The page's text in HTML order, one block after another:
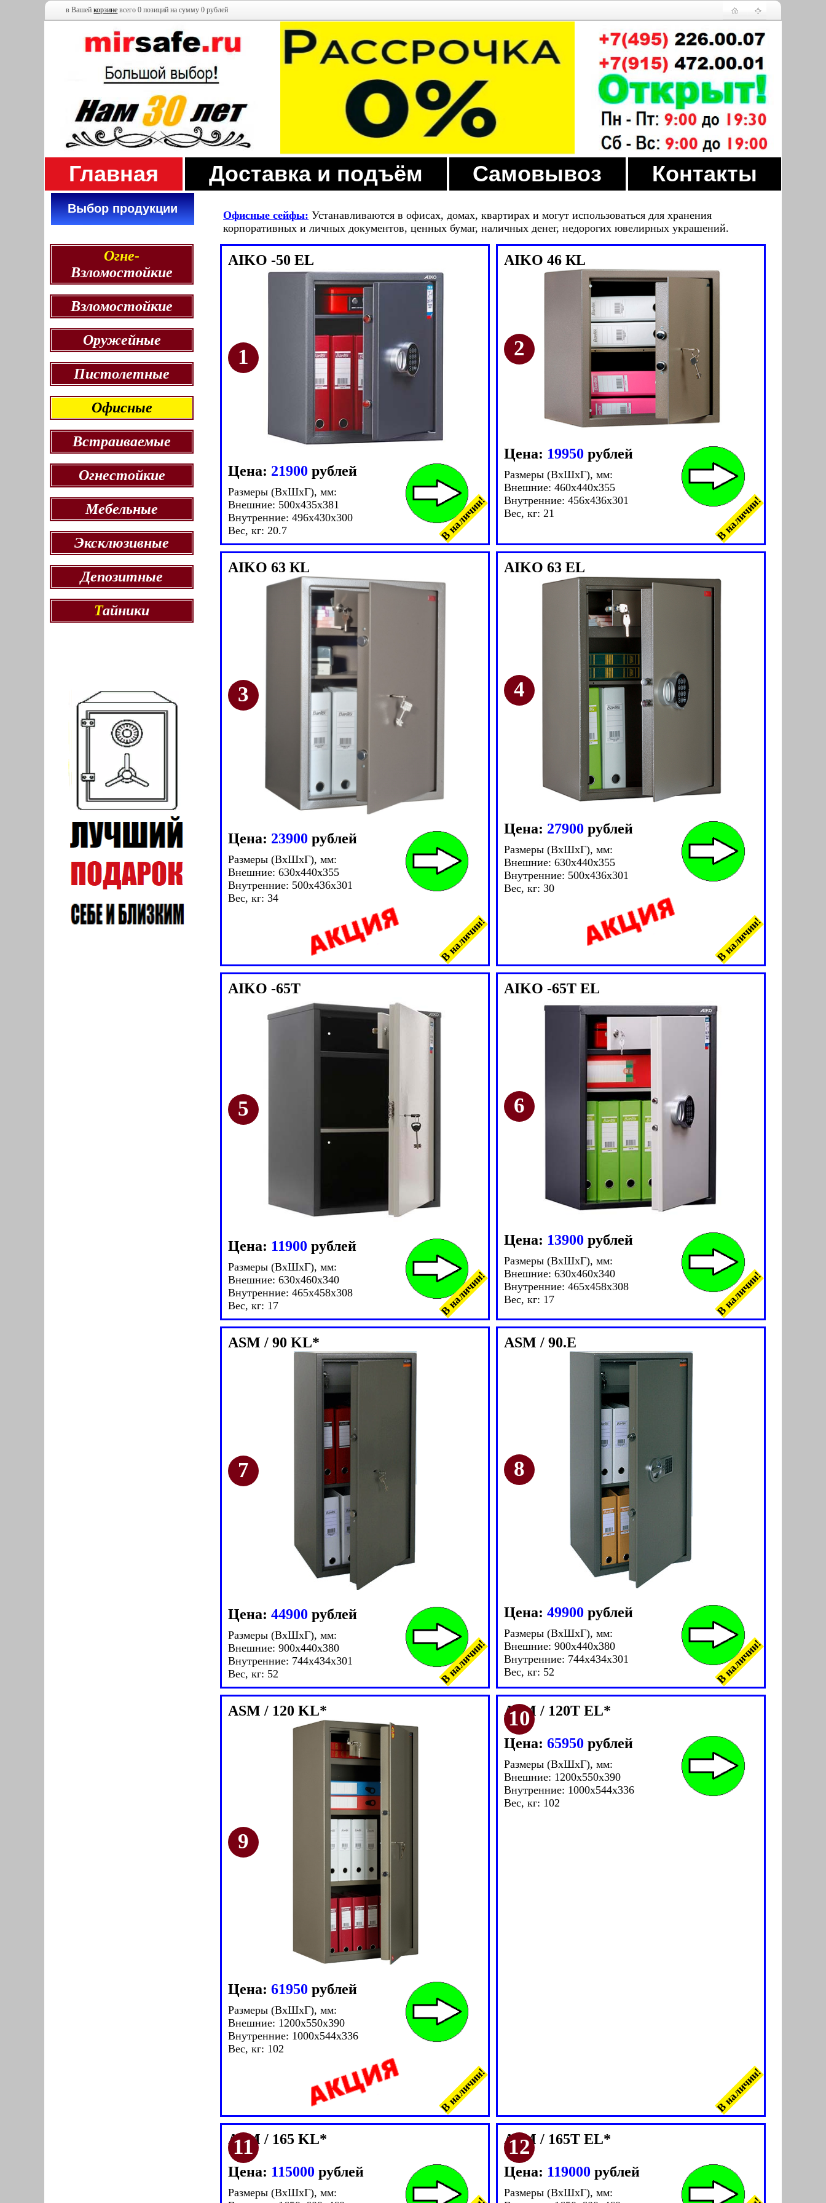
в Вашейкорзине всего 0 позиций на сумму 0 рублей
Главная Доставка и подъём Самовывоз Контакты
Выбор продукции
Огне-
Взломостойкие
Взломостойкие
Оружейные
Пистолетные
Офисные
Встраиваемые
Огнестойкие
Мебельные
Эксклюзивные
Депозитные
Тайники
Офисные сейфы: Устанавливаются в офисах, домах, квартирах и могут использоваться для хранения
корпоративных и личных документов, ценных бумаг, наличных денег, недорогих ювелирных украшений.
AIKO -50 EL
Цена: 21900 рублей
Размеры (ВxШxГ), мм:
Внешние: 500x435x381
Внутренние: 496x430x300
Вес, кг: 20.7
В наличии!
AIKO 46 КL
Цена: 19950 рублей
Размеры (ВxШxГ), мм:
Внешние: 460x440x355
Внутренние: 456x436x301
Вес, кг: 21
В наличии!
AIKO 63 КL
Цена: 23900 рублей
Размеры (ВxШxГ), мм:
Внешние: 630x440x355
Внутренние: 500x436x301
Вес, кг: 34
В наличии!
AIKO 63 ЕL
Цена: 27900 рублей
Размеры (ВxШxГ), мм:
Внешние: 630x440x355
Внутренние: 500x436x301
Вес, кг: 30
В наличии!
AIKO -65Т
Цена: 11900 рублей
Размеры (ВxШxГ), мм:
Внешние: 630x460x340
Внутренние: 465x458x308
Вес, кг: 17
В наличии!
AIKO -65Т EL
Цена: 13900 рублей
Размеры (ВxШxГ), мм:
Внешние: 630x460x340
Внутренние: 465x458x308
Вес, кг: 17
В наличии!
ASM / 90 KL*
Цена: 44900 рублей
Размеры (ВxШxГ), мм:
Внешние: 900x440x380
Внутренние: 744x434x301
Вес, кг: 52
В наличии!
ASM / 90.E
Цена:49900 рублей
Размеры (ВxШxГ), мм:
Внешние: 900x440x380
Внутренние: 744x434x301
Вес, кг: 52
В наличии!
ASM / 120 KL*
Цена: 61950 рублей
Размеры (ВxШxГ), мм:
Внешние: 1200x550x390
Внутренние: 1000x544x336
Вес, кг: 102
В наличии!
ASM / 120T EL*
Цена:65950 рублей
Размеры (ВxШxГ), мм:
Внешние: 1200x550x390
Внутренние: 1000x544x336
Вес, кг: 102
В наличии!
ASM / 165 KL*
Цена: 115000 рублей
Размеры (ВxШxГ), мм:
ASM / 165T EL*
Цена: 119000 рублей
Размеры (ВxШxГ), мм: